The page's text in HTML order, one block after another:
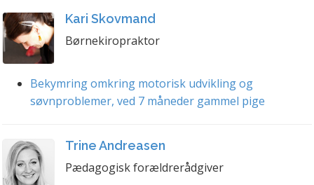
Kari Skovmand
Børnekiropraktor
Bekymring omkring motorisk udvikling og
søvnproblemer, ved 7 måneder gammel pige
Trine Andreasen
Pædagogisk forældrerådgiver